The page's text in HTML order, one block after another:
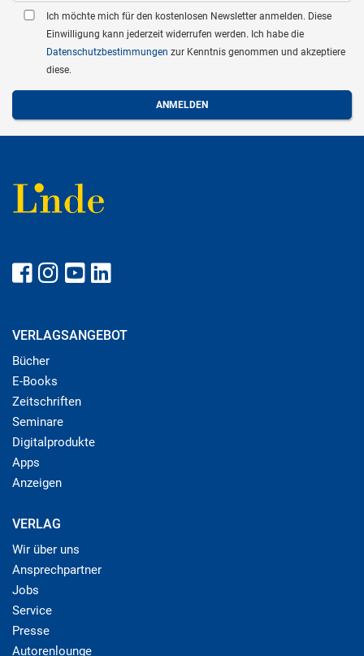
Ich möchte mich für den kostenlosen Newsletter anmelden. Diese
Einwilligung kann jederzeit widerrufen werden. Ich habe die
Datenschutzbestimmungen zur Kenntnis genommen und akzeptiere
diese.
VERLAGSANGEBOT
Bücher
E-Books
Zeitschriften
Seminare
Digitalprodukte
Apps
Anzeigen
VERLAG
Wir über uns
Ansprechpartner
Jobs
Service
Presse
Autorenlounge